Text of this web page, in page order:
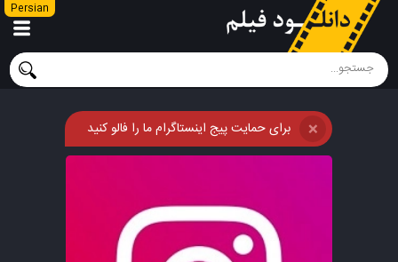
Persian
برای حمایت پیج اینستاگرام ما را فالو کنید ❌